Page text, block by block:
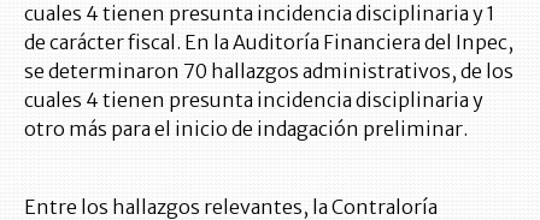
cuales 4 tienen presunta incidencia disciplinaria y 1
de carácter fiscal. En la Auditoría Financiera del Inpec,
se determinaron 70 hallazgos administrativos, de los
cuales 4 tienen presunta incidencia disciplinaria y
otro más para el inicio de indagación preliminar.
Entre los hallazgos relevantes, la Contraloría